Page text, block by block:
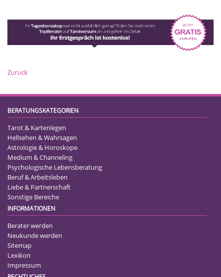
Zurück
BERATUNGSKATEGORIEN
Tarot & Kartenlegen
Hellsehen & Wahrsagen
Astrologie & Horoskope
Medium & Channeling
Psychologische Lebensberatung
Beruf & Arbeitsleben
Liebe & Partnerschaft
Sonstige Bereiche
INFORMATIONEN
Berater werden
Neukunde werden
Sitemap
Lexikon
Impressum